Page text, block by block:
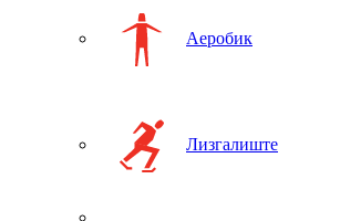
Аеробик
Лизгалиште